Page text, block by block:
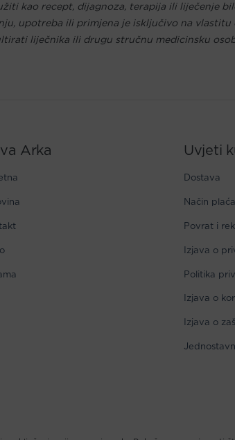
kao recept, dijagnoza, terapija ili liječenje
upotreba ili primjena je isključivo na
liječnika ili drugu stručnu medicinsku
Arka Uvjeti
Dostava
Način
Povrat i
Izjava o
Politika
Izjava o
Izjava o